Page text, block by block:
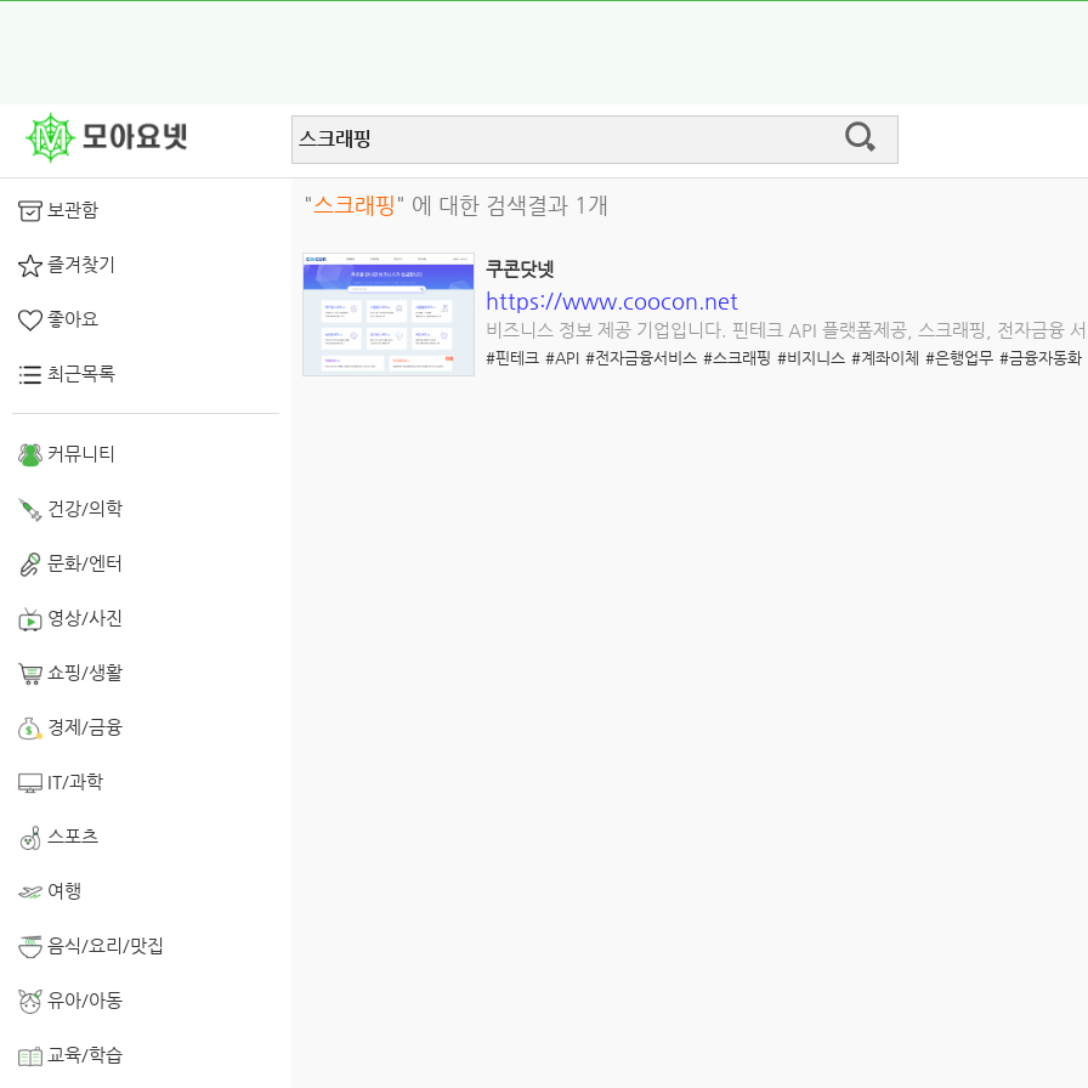
보관함
즐겨찾기
좋아요
최근목록
커뮤니티
건강/의학
문화/엔터
영상/사진
쇼핑/생활
경제/금융
IT/과학
스포츠
여행
음식/요리/맛집
유아/아동
교육/학습
"스크래핑" 에 대한 검색결과 1개
쿠콘닷넷
https://www.coocon.net
비즈니스 정보 제공 기업입니다. 핀테크 API 플랫폼제공, 스크래핑, 전자금융
#핀테크 #API #전자금융서비스 #스크래핑 #비지니스 #계좌이체 #은행업무 #금융자동화